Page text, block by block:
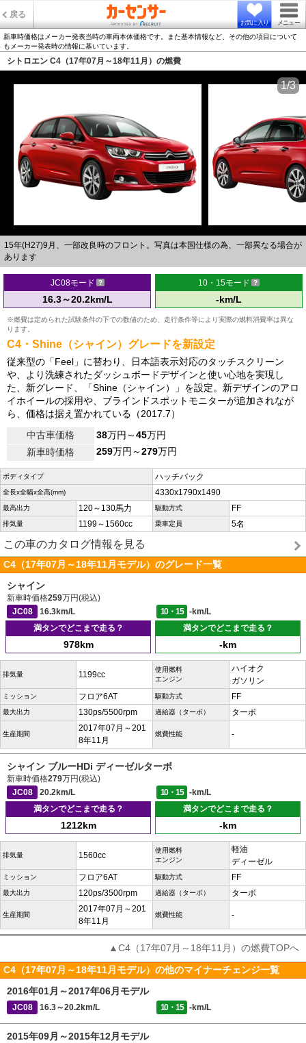
戻る
お気に入り メニュー
新車時価格はメーカー発表当時の車両本体価格です。また基本情報など、その他の項目について
もメーカー発表時の情報に基いています。
シトロエン C4（17年07月～18年11月）の燃費
15年(H27)9月、一部改良時のフロント。写真は本国仕様の為、一部異なる場合が
あります
1/3
JC08モード
16.3～20.2km/L
10・15モード
-km/L
※燃費は定められた試験条件の下での数値のため、走行条件等により実際の燃料消費率は異な
ります。
C4・Shine（シャイン）グレードを新設定
従来型の「Feel」に替わり、日本語表示対応のタッチスクリーン
や、より洗練されたダッシュボードデザインと使い心地を実現し
た、新グレード、「Shine（シャイン）」を設定。新デザインのアロ
イホイールの採用や、ブラインドスポットモニターが追加されなが
ら、価格は据え置かれている（2017.7）
中古車価格
38万円～45万円
新車時価格
259万円～279万円
ボディタイプ ハッチバック
全長x全幅x全高(mm) 4330x1790x1490
最高出力 120～130馬力 駆動方式 FF
排気量 1199～1560cc 乗車定員 5名
この車のカタログ情報を見る
C4（17年07月～18年11月モデル）のグレード一覧
シャイン
新車時価格259万円(税込)
JC08
16.3km/L 10・15
-km/L
満タンでどこまで走る？
978km
満タンでどこまで走る？
-km
排気量 1199cc
使用燃料
エンジン
ハイオク
ガソリン
ミッション フロア6AT 駆動方式 FF
最大出力 130ps/5500rpm 過給器（ターボ） ターボ
生産期間
2017年07月～201
8年11月
燃費性能 -
シャイン ブルーHDi ディーゼルターボ
新車時価格279万円(税込)
JC08
20.2km/L 10・15
-km/L
満タンでどこまで走る？
1212km
満タンでどこまで走る？
-km
排気量 1560cc
使用燃料
エンジン
軽油
ディーゼル
ミッション フロア6AT 駆動方式 FF
最大出力 120ps/3500rpm 過給器（ターボ） ターボ
生産期間
2017年07月～201
8年11月
燃費性能 -
▲C4（17年07月～18年11月）の燃費TOPへ
C4（17年07月～18年11月モデル）の他のマイナーチェンジ一覧
2016年01月～2017年06月モデル
JC08 16.3～20.2km/L 10・15 -km/L
2015年09月～2015年12月モデル